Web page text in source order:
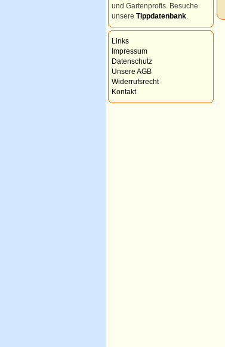
und Gartenprofis. Besuche
unsere Tippdatenbank
Links
Impressum
Datenschutz
Unsere AGB
Widerrufsrecht
Kontakt